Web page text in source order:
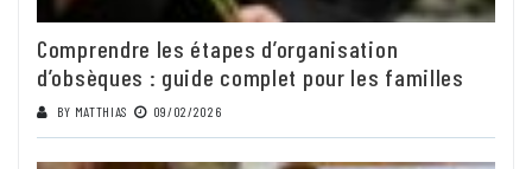
Comprendre les étapes d’organisation
d’obsèques : guide complet pour les familles
BY MATTHIAS 09/02/2026